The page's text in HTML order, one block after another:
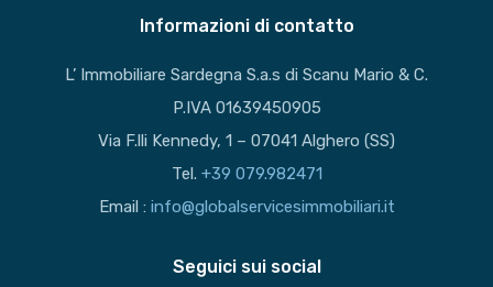
Informazioni di contatto
L’ Immobiliare Sardegna S.a.s di Scanu Mario & C.
P.IVA 01639450905
Via F.lli Kennedy, 1 – 07041 Alghero (SS)
Tel. +39 079.982471
Email : info@globalservicesimmobiliari.it
Seguici sui social